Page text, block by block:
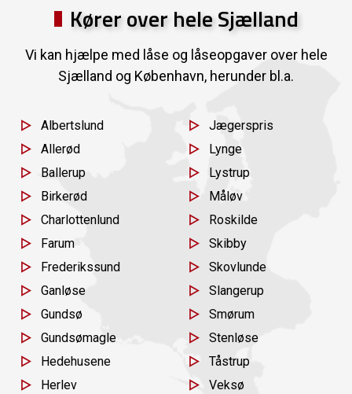
Kører over hele Sjælland
Vi kan hjælpe med låse og låseopgaver over hele
Sjælland og København, herunder bl.a.
Albertslund
Allerød
Ballerup
Birkerød
Charlottenlund
Farum
Frederikssund
Ganløse
Gundsø
Gundsømagle
Hedehusene
Herlev
Jægerspris
Lynge
Lystrup
Måløv
Roskilde
Skibby
Skovlunde
Slangerup
Smørum
Stenløse
Tåstrup
Veksø